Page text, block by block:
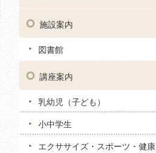
施設案内
図書館
講座案内
乳幼児（子ども）
小中学生
エクササイズ・スポーツ・健康